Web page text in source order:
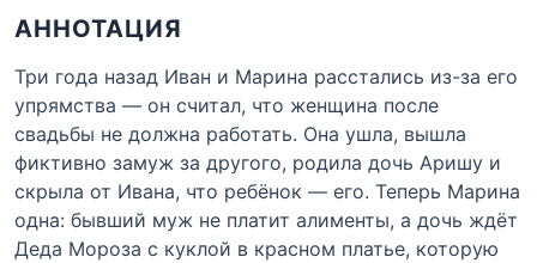
АННОТАЦИЯ
Три года назад Иван и Марина расстались из-за его
упрямства — он считал, что женщина после
свадьбы не должна работать. Она ушла, вышла
фиктивно замуж за другого, родила дочь Аришу и
скрыла от Ивана, что ребёнок — его. Теперь Марина
одна: бывший муж не платит алименты, а дочь ждёт
Деда Мороза с куклой в красном платье, которую